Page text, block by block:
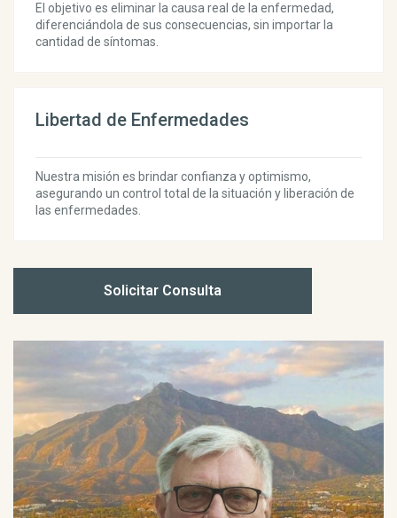
El objetivo es eliminar la causa real de la enfermedad,
diferenciándola de sus consecuencias, sin importar la
cantidad de síntomas.
Libertad de Enfermedades
Nuestra misión es brindar confianza y optimismo,
asegurando un control total de la situación y liberación de
las enfermedades.
Solicitar Consulta